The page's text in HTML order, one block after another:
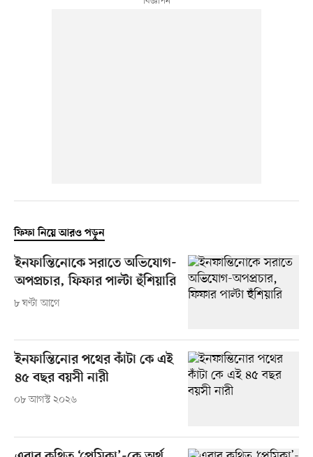
ফিফা নিয়ে আরও পড়ুন
ইনফান্তিনোকে সরাতে অভিযোগ-
অপপ্রচার, ফিফার পাল্টা হুঁশিয়ারি
৮ ঘণ্টা আগে
ইনফান্তিনোর পথের কাঁটা কে এই
৪৫ বছর বয়সী নারী
০৮ আগস্ট ২০২৬